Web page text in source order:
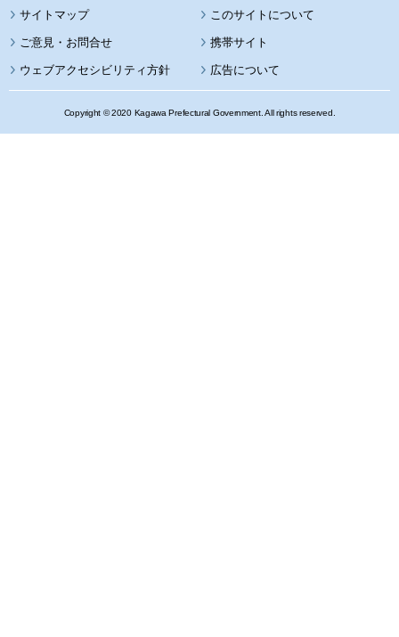
サイトマップ このサイトについて
携帯サイト
ウェブアクセシビリティ方針 広告について
Copyright © 2020 Kagawa Prefectural Government. All rights reserved.